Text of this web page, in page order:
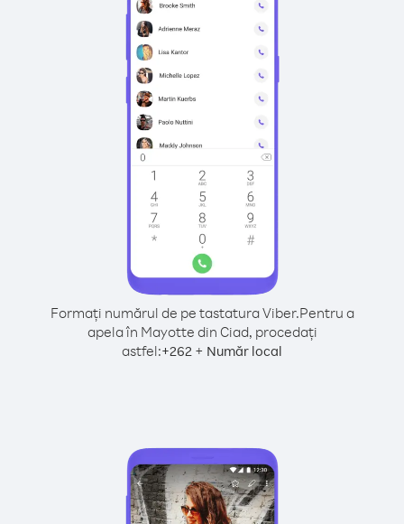
Formați numărul de pe tastatura Viber.Pentru a
apela în Mayotte din Ciad, procedați
astfel:+262 + Număr local